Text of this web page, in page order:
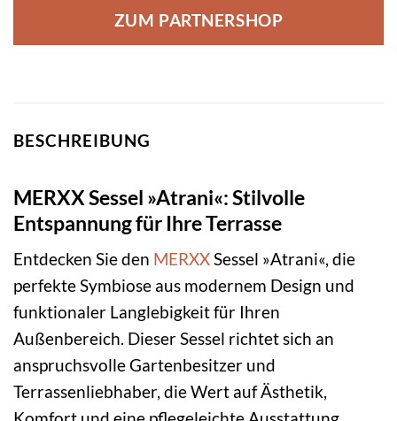
ZUM PARTNERSHOP
BESCHREIBUNG
MERXX Sessel »Atrani«: Stilvolle
Entspannung für Ihre Terrasse
Entdecken Sie den MERXXSessel »Atrani«, die
perfekte Symbiose aus modernem Design und
funktionaler Langlebigkeit für Ihren
Außenbereich. Dieser Sessel richtet sich an
anspruchsvolle Gartenbesitzer und
Terrassenliebhaber, die Wert auf Ästhetik,